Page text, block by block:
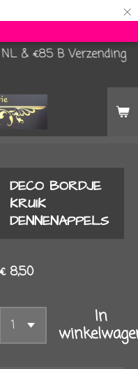
×
& €85 B Verzending
DECO BORDJE
KRUIK
DENNENAPPELS
€ 8,50
In